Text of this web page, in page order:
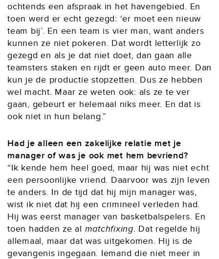
ochtends een afspraak in het havengebied. En
toen werd er echt gezegd: ‘er moet een nieuw
team bij’. En een team is vier man, want anders
kunnen ze niet pokeren. Dat wordt letterlijk zo
gezegd en als je dat niet doet, dan gaan alle
teamsters staken en rijdt er geen auto meer. Dan
kun je de productie stopzetten. Dus ze hebben
wel macht. Maar ze weten ook: als ze te ver
gaan, gebeurt er helemaal niks meer. En dat is
ook niet in hun belang.”
Had je alleen een zakelijke relatie met je
manager of was je ook met hem bevriend?
“Ik kende hem heel goed, maar hij was niet echt
een persoonlijke vriend. Daarvoor was zijn leven
te anders. In de tijd dat hij mijn manager was,
wist ik niet dat hij een crimineel verleden had.
Hij was eerst manager van basketbalspelers. En
toen hadden ze al matchfixing. Dat regelde hij
allemaal, maar dat was uitgekomen. Hij is de
gevangenis ingegaan. Iemand die niet meer in